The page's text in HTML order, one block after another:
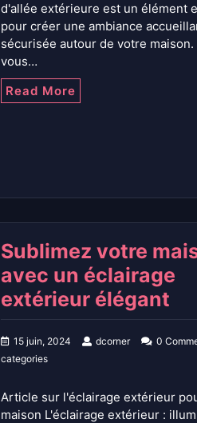
d'allée extérieure est un élément
pour créer une ambiance
sécurisée autour de votre maison.
vous…
Read More
Sublimez votre
avec un éclairage
extérieur élégant
15 juin, 2024 dcorner 0
categories
Article sur l'éclairage extérieur
maison L'éclairage extérieur :